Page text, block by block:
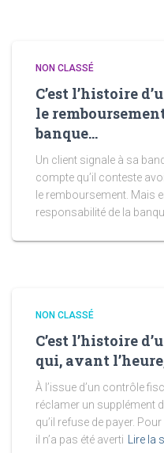
NON CLASSÉ
C’est l’histoire
le
banque…
Un client signale à sa
compte qu’il conteste
le remboursement. Mais
responsabilité de la
NON CLASSÉ
C’est l’histoire
qui, avant
À l’issue d’un contrôle
réclamer un supplément
qu’il refuse de payer.
il n’a pas été averti
Lire la